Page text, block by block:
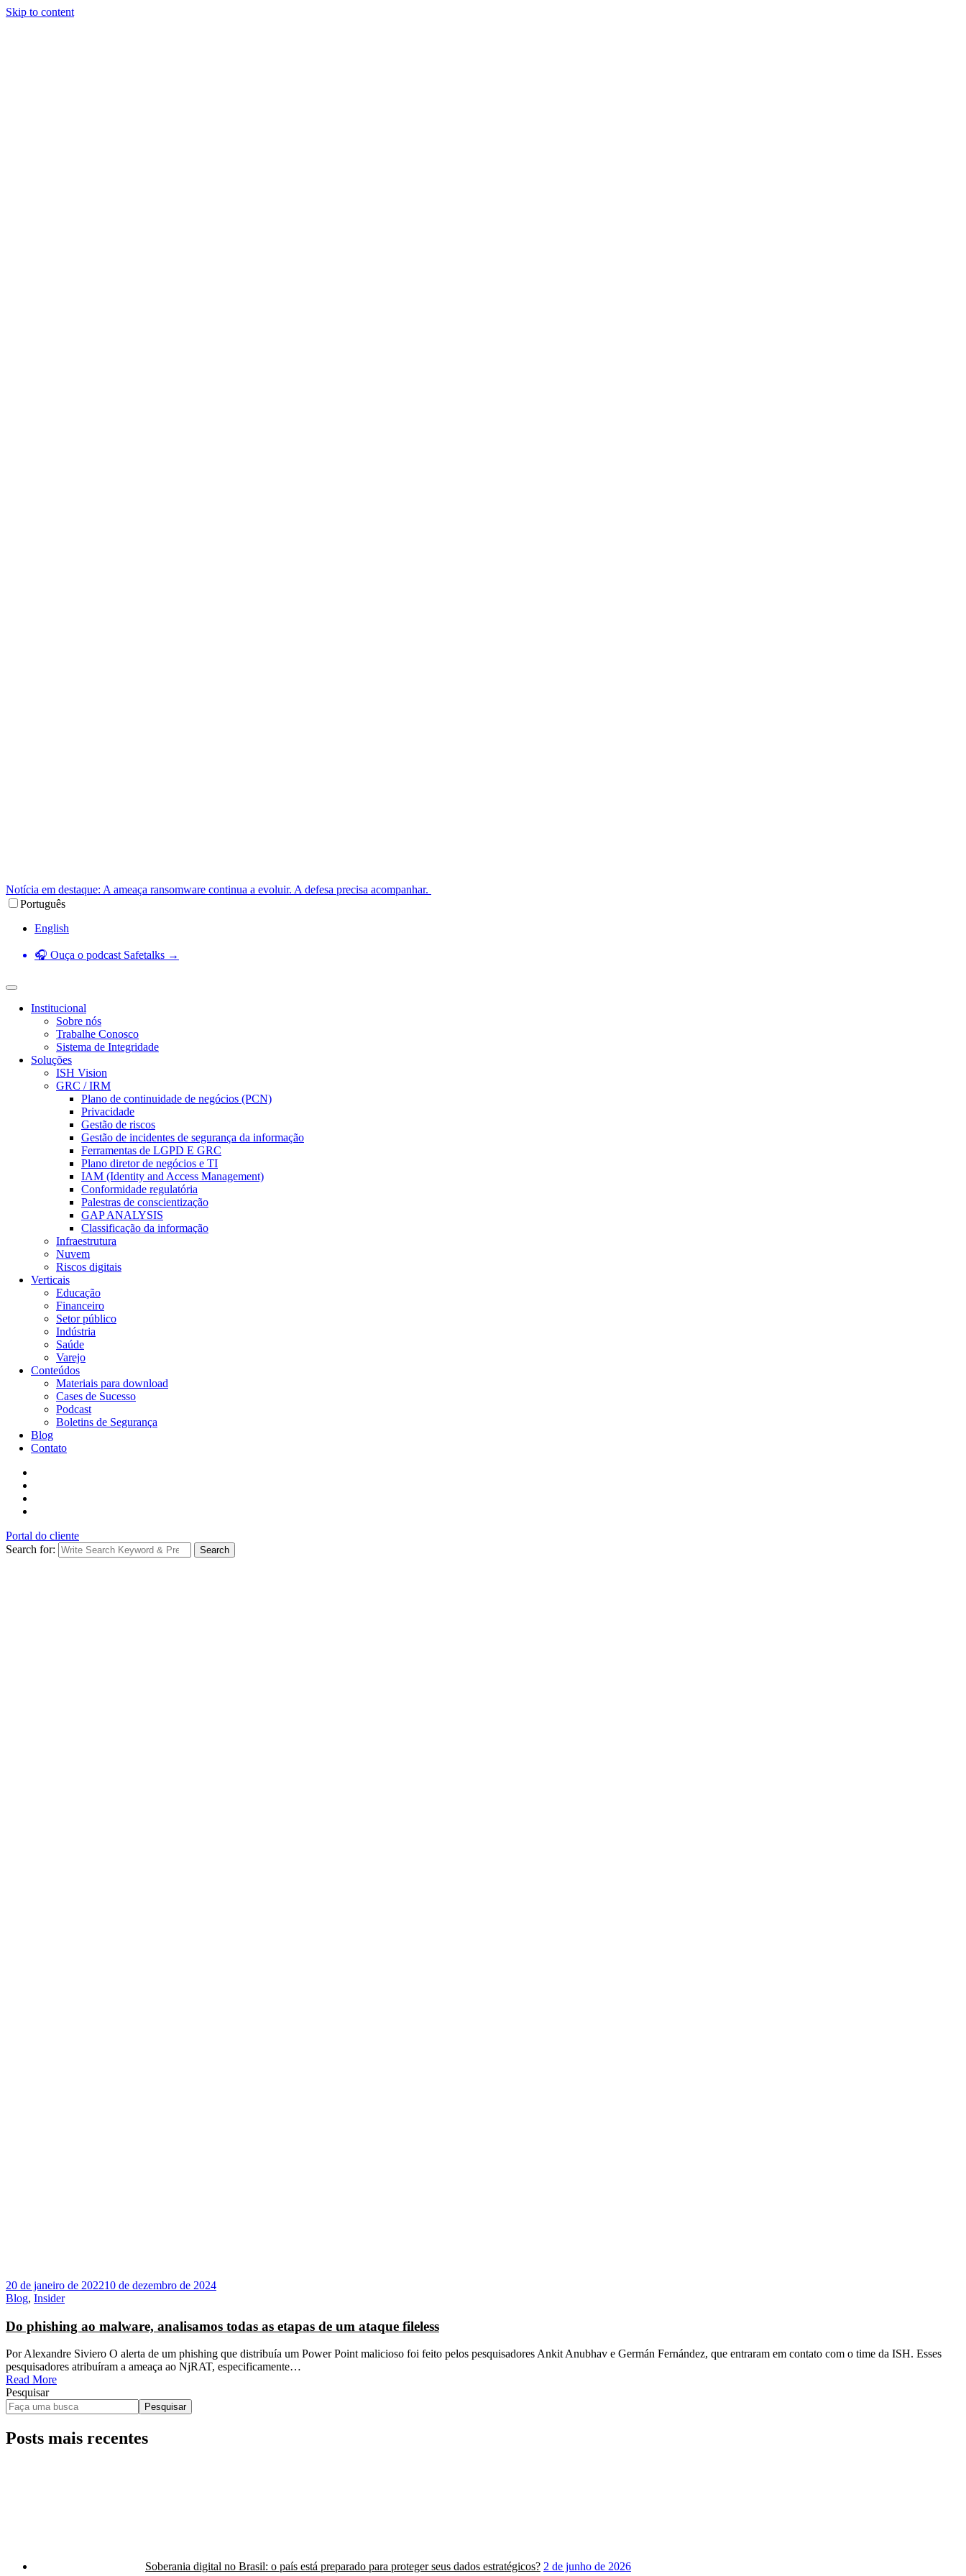
Skip to content
Notícia em destaque: A ameaça ransomware continua a evoluir. A defesa precisa acompanhar.
Português
English
🎧 Ouça o podcast Safetalks →
Institucional
Sobre nós
Trabalhe Conosco
Sistema de Integridade
Soluções
ISH Vision
GRC / IRM
Plano de continuidade de negócios (PCN)
Privacidade
Gestão de riscos
Gestão de incidentes de segurança da informação
Ferramentas de LGPD E GRC
Plano diretor de negócios e TI
IAM (Identity and Access Management)
Conformidade regulatória
Palestras de conscientização
GAP ANALYSIS
Classificação da informação
Infraestrutura
Nuvem
Riscos digitais
Verticais
Educação
Financeiro
Setor público
Indústria
Saúde
Varejo
Conteúdos
Materiais para download
Cases de Sucesso
Podcast
Boletins de Segurança
Blog
Contato
Portal do cliente
Search for:
Search
20 de janeiro de 202210 de dezembro de 2024
Blog, Insider
Do phishing ao malware, analisamos todas as etapas de um ataque fileless
Por Alexandre Siviero O alerta de um phishing que distribuía um Power Point malicioso foi feito pelos pesquisadores Ankit Anubhav e Germán Fernández, que entraram em contato com o time da ISH. Esses
pesquisadores atribuíram a ameaça ao NjRAT, especificamente…
Read More
Pesquisar
Pesquisar
Posts mais recentes
Soberania digital no Brasil: o país está preparado para proteger seus dados estratégicos? 2 de junho de 2026